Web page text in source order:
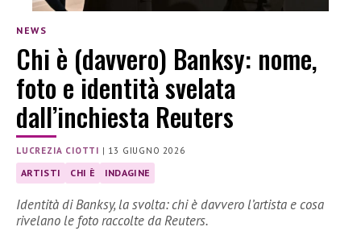
NEWS
Chi è (davvero) Banksy: nome,
foto e identità svelata
dall’inchiesta Reuters
LUCREZIA CIOTTI | 13 GIUGNO 2026
ARTISTI CHI È INDAGINE
Identità di Banksy, la svolta: chi è davvero l’artista e cosa
rivelano le foto raccolte da Reuters.